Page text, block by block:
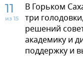
11
из 15
В Горьком
три
решений
академику и
поддержку и